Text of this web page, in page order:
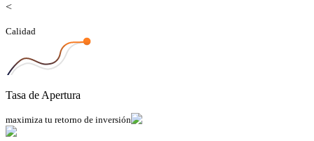
<
Calidad
Tasa de Apertura
maximiza tu retorno de inversión